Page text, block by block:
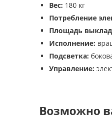
Вес: 180 кг
Потребление
Площадь
Исполнение:
Подсветка:
Управление:
Возможно